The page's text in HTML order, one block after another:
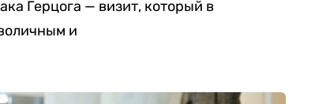
Герцога — визит, который в
и